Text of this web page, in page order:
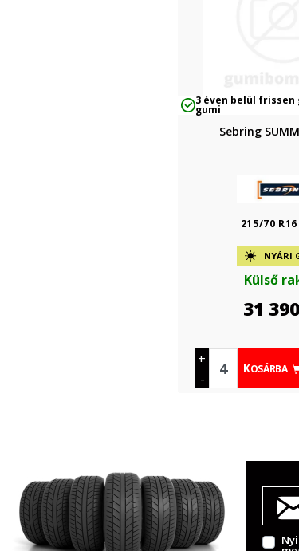
3 éven belül
gumi
Sebring
215/70 R16
NYÁRI
Külső
31 390
+
-
KOSÁRBA